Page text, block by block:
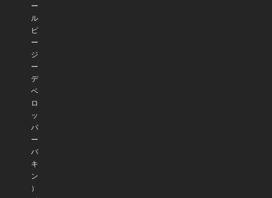
ー
ル
ピ
ー
ジ
ー
デ
ベ
ロ
ッ
パ
ー
バ
キ
ン
）